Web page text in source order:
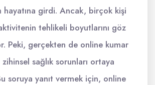
hayatına girdi. Ancak, birçok kişi
tehlikeli boyutlarını göz
Peki, gerçekten de online kumar
sağlık sorunları ortaya
soruya yanıt vermek için, online